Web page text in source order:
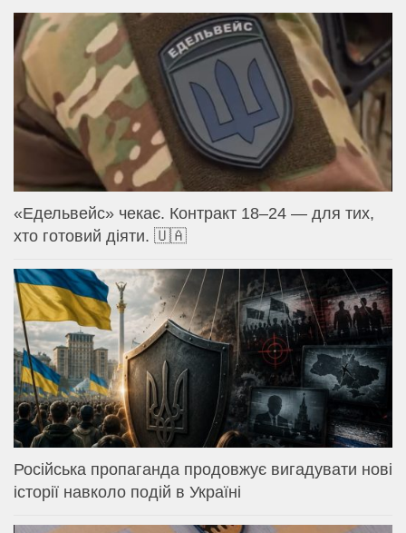
«Едельвейс» чекає. Контракт 18–24 — для тих,
хто готовий діяти. 🇺🇦
Російська пропаганда продовжує вигадувати нові
історії навколо подій в Україні